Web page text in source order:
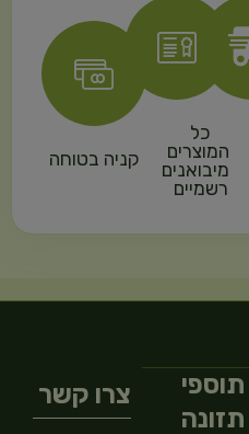
כל
המוצרים
מיבואנים
רשמיים
קניה בטוחה
תוספי
תזונה
צרו קשר